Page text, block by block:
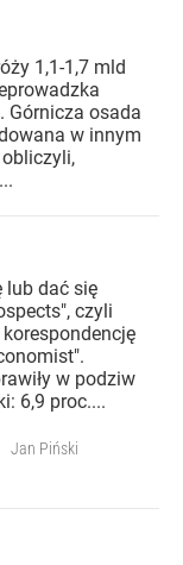
1,1-1,7 mld
Górnicza osada
w innym
lub dać się
czyli
w podziw
6,9 proc....
Jan Piński